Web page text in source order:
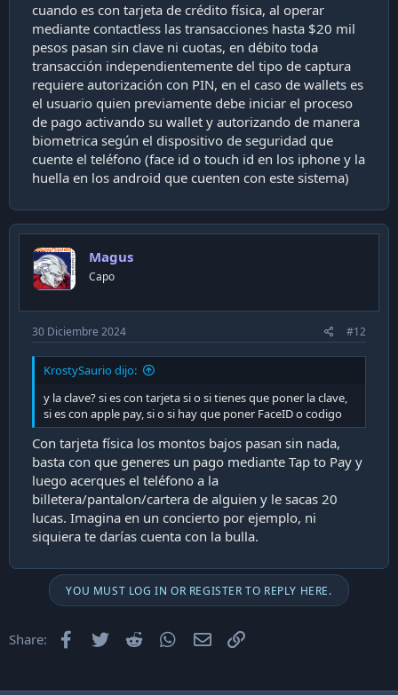
cuando es con tarjeta de crédito física, al operar
mediante contactless las transacciones hasta $20 mil
pesos pasan sin clave ni cuotas, en débito toda
transacción independientemente del tipo de captura
requiere autorización con PIN, en el caso de wallets es
el usuario quien previamente debe iniciar el proceso
de pago activando su wallet y autorizando de manera
biometrica según el dispositivo de seguridad que
cuente el teléfono (face id o touch id en los iphone y la
huella en los android que cuenten con este sistema)
Magus
Capo
30 Diciembre 2024 #12
KrostySaurio dijo:
y la clave? si es con tarjeta si o si tienes que poner la clave,
si es con apple pay, si o si hay que poner FaceID o codigo
Con tarjeta física los montos bajos pasan sin nada,
basta con que generes un pago mediante Tap to Pay y
luego acerques el teléfono a la
billetera/pantalon/cartera de alguien y le sacas 20
lucas. Imagina en un concierto por ejemplo, ni
siquiera te darías cuenta con la bulla.
YOU MUST LOG IN OR REGISTER TO REPLY HERE.
Share: Facebook
Twitter Reddit WhatsApp
Email